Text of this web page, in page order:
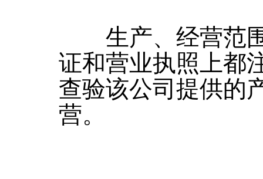
生产、经营范围
证和营业执照上都
查验该公司提供的
营。